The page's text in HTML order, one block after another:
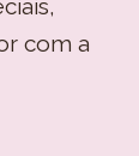
com a